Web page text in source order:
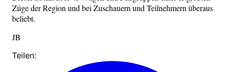
Züge der Region und bei Zuschauern und Teilnehmern überaus
beliebt.
JB
Teilen: